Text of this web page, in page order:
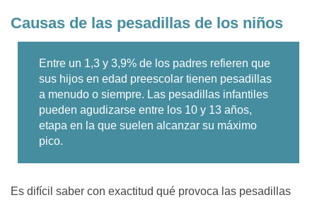
Causas de las pesadillas de los niños
Entre un 1,3 y 3,9% de los padres refieren que
sus hijos en edad preescolar tienen pesadillas
a menudo o siempre. Las pesadillas infantiles
pueden agudizarse entre los 10 y 13 años,
etapa en la que suelen alcanzar su máximo
pico.
Es difícil saber con exactitud qué provoca las pesadillas